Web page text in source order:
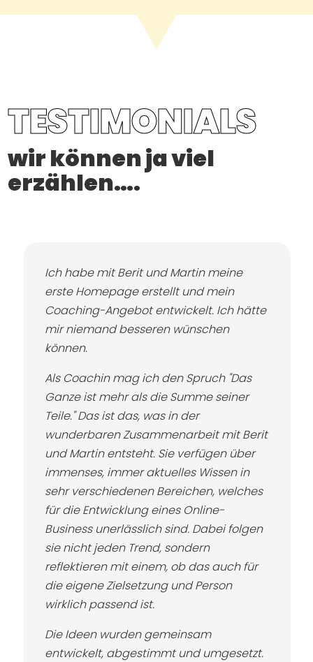
TESTIMONIALS
wir können ja viel
erzählen….
Ich habe mit Berit und Martin meine
erste Homepage erstellt und mein
Coaching-Angebot entwickelt. Ich hätte
mir niemand besseren wünschen
können.
Als Coachin mag ich den Spruch "Das
Ganze ist mehr als die Summe seiner
Teile." Das ist das, was in der
wunderbaren Zusammenarbeit mit Berit
und Martin entsteht. Sie verfügen über
immenses, immer aktuelles Wissen in
sehr verschiedenen Bereichen, welches
für die Entwicklung eines Online-
Business unerlässlich sind. Dabei folgen
sie nicht jeden Trend, sondern
reflektieren mit einem, ob das auch für
die eigene Zielsetzung und Person
wirklich passend ist.
Die Ideen wurden gemeinsam
entwickelt, abgestimmt und umgesetzt.